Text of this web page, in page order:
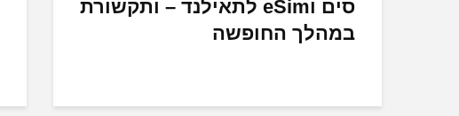
סים וeSim לתאילנד – ותקשורת
במהלך החופשה